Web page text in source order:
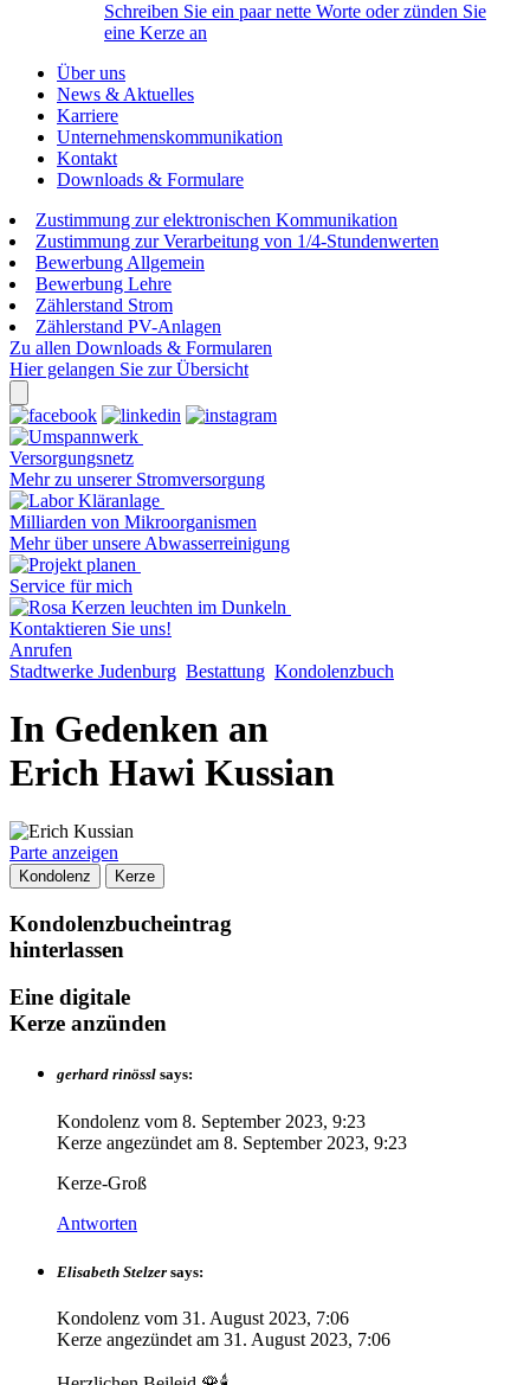
Schreiben Sie ein paar nette Worte oder zünden Sie
eine Kerze an
Über uns
News & Aktuelles
Karriere
Unternehmenskommunikation
Kontakt
Downloads & Formulare
Zustimmung zur elektronischen Kommunikation
Zustimmung zur Verarbeitung von 1/4-Stundenwerten
Bewerbung Allgemein
Bewerbung Lehre
Zählerstand Strom
Zählerstand PV-Anlagen
Zu allen Downloads & Formularen
Hier gelangen Sie zur Übersicht
Versorgungsnetz
Mehr zu unserer Stromversorgung
Milliarden von Mikroorganismen
Mehr über unsere Abwasserreinigung
Service für mich
Kontaktieren Sie uns!
Anrufen
Stadtwerke Judenburg Bestattung Kondolenzbuch
In Gedenken an
Erich Hawi Kussian
Parte anzeigen
Kondolenz Kerze
Kondolenzbucheintrag
hinterlassen
Eine digitale
Kerze anzünden
gerhard rinössl says:
Kondolenz vom 8. September 2023, 9:23
Kerze angezündet am 8. September 2023, 9:23
Kerze-Groß
Antworten
Elisabeth Stelzer says:
Kondolenz vom 31. August 2023, 7:06
Kerze angezündet am 31. August 2023, 7:06